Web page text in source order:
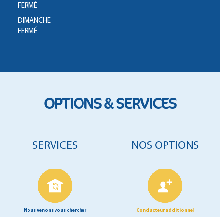
FERMÉ
DIMANCHE
FERMÉ
OPTIONS & SERVICES
SERVICES
Nous venons vous chercher
NOS OPTIONS
Conducteur additionnel